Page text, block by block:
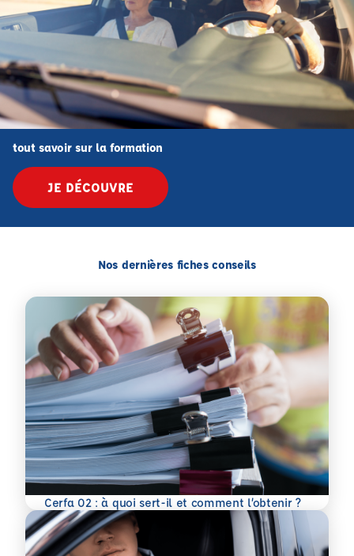
tout savoir sur la formation
JE DÉCOUVRE
Nos dernières fiches conseils
Cerfa 02 : à quoi sert-il et comment l’obtenir ?
En savoir plus